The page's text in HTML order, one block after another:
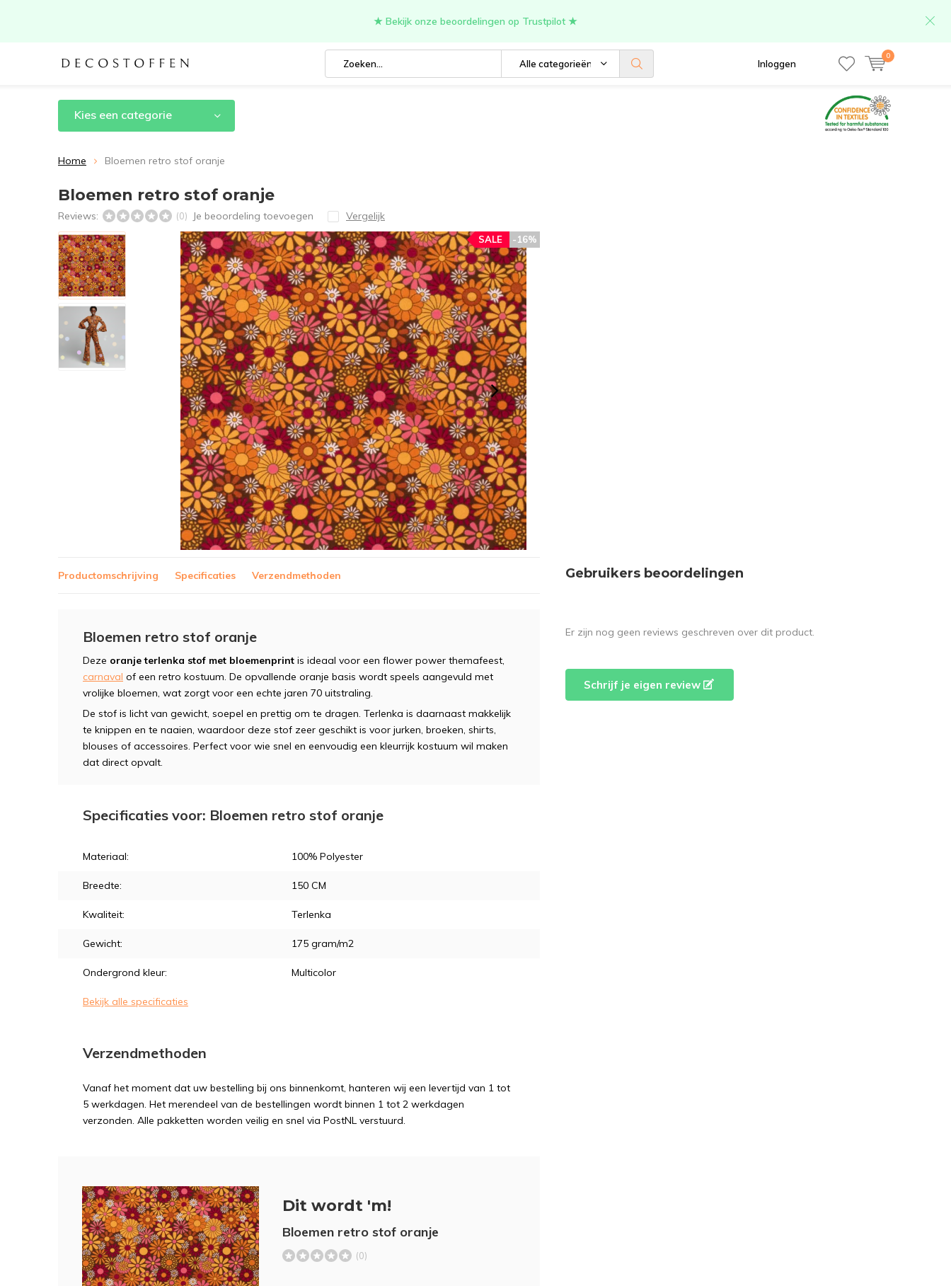
Alle categorieën Inloggen
0
★ Bekijk onze beoordelingen op Trustpilot ★
Kies een categorie
Home Bloemen retro stof oranje
Bloemen retro stof oranje
Reviews: (0) Je beoordeling toevoegen Vergelijk
-16%
SALE
Productomschrijving Specificaties Verzendmethoden
Bloemen retro stof oranje
Deze oranje terlenka stof met bloemenprint is ideaal voor een flower power themafeest,
carnaval of een retro kostuum. De opvallende oranje basis wordt speels aangevuld met
vrolijke bloemen, wat zorgt voor een echte jaren 70 uitstraling.
De stof is licht van gewicht, soepel en prettig om te dragen. Terlenka is daarnaast makkelijk
te knippen en te naaien, waardoor deze stof zeer geschikt is voor jurken, broeken, shirts,
blouses of accessoires. Perfect voor wie snel en eenvoudig een kleurrijk kostuum wil maken
dat direct opvalt.
Specificaties voor: Bloemen retro stof oranje
Materiaal: 100% Polyester
Breedte: 150 CM
Kwaliteit: Terlenka
Gewicht: 175 gram/m2
Ondergrond kleur: Multicolor
Bekijk alle specificaties
Verzendmethoden
Vanaf het moment dat uw bestelling bij ons binnenkomt, hanteren wij een levertijd van 1 tot
5 werkdagen. Het merendeel van de bestellingen wordt binnen 1 tot 2 werkdagen
verzonden. Alle pakketten worden veilig en snel via PostNL verstuurd.
Dit wordt 'm!
Bloemen retro stof oranje
(0)
Gebruikers beoordelingen
Er zijn nog geen reviews geschreven over dit product.
Schrijf je eigen review